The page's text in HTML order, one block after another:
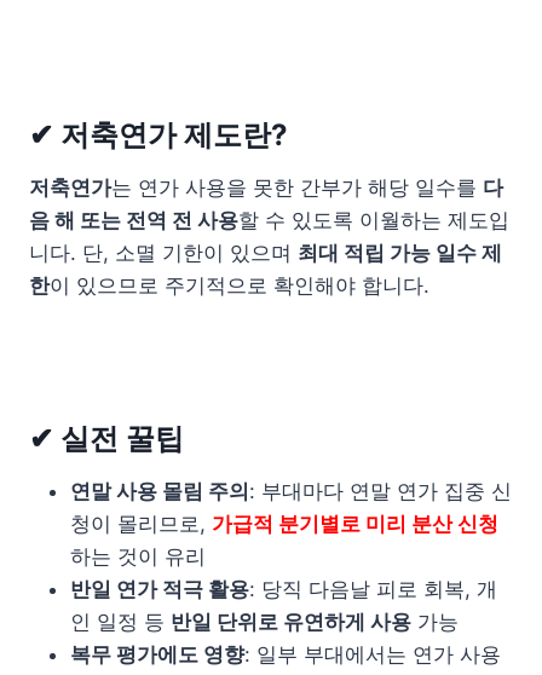
✔ 저축연가 제도란?
저축연가는 연가 사용을 못한 간부가 해당 일수를 다
음 해 또는 전역 전 사용할 수 있도록 이월하는 제도입
니다. 단, 소멸 기한이 있으며 최대 적립 가능 일수 제
한이 있으므로 주기적으로 확인해야 합니다.
✔ 실전 꿀팁
연말 사용 몰림 주의: 부대마다 연말 연가 집중 신
청이 몰리므로, 가급적 분기별로 미리 분산 신청
하는 것이 유리
반일 연가 적극 활용: 당직 다음날 피로 회복, 개
인 일정 등 반일 단위로 유연하게 사용 가능
복무 평가에도 영향: 일부 부대에서는 연가 사용